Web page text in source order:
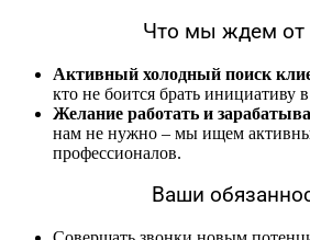
Что мы ждем от
Активный холодный поиск
кто не боится брать инициативу
Желание работать и
нам не нужно – мы ищем
профессионалов.
Ваши